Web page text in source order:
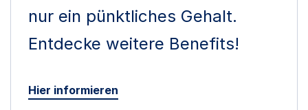
nur ein pünktliches Gehalt.
Entdecke weitere Benefits!
Hier informieren